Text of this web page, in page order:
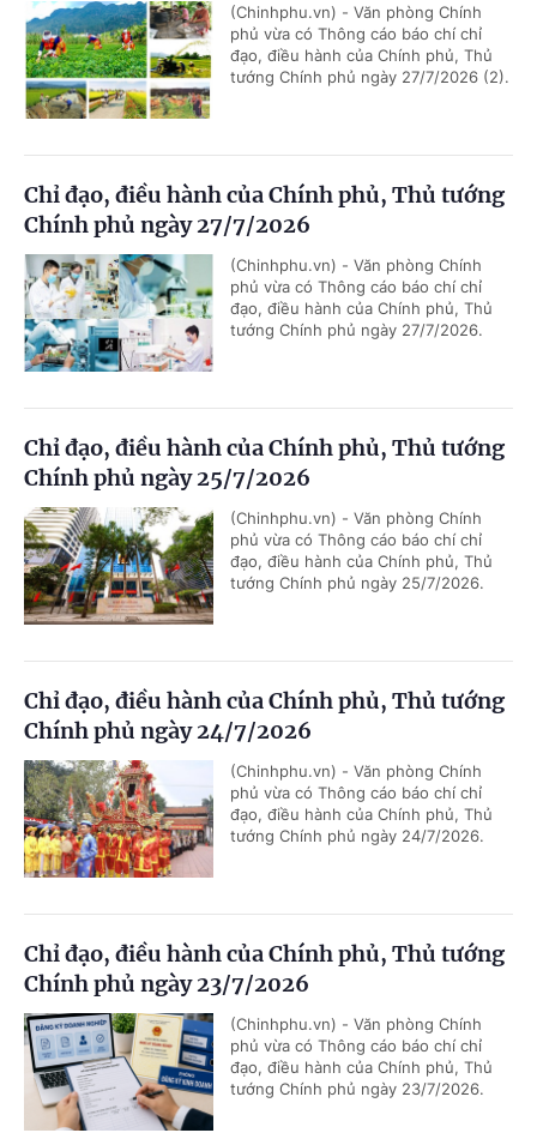
(Chinhphu.vn) - Văn phòng Chính
phủ vừa có Thông cáo báo chí chỉ
đạo, điều hành của Chính phủ, Thủ
tướng Chính phủ ngày 27/7/2026 (2).
Chỉ đạo, điều hành của Chính phủ, Thủ tướng
Chính phủ ngày 27/7/2026
(Chinhphu.vn) - Văn phòng Chính
phủ vừa có Thông cáo báo chí chỉ
đạo, điều hành của Chính phủ, Thủ
tướng Chính phủ ngày 27/7/2026.
Chỉ đạo, điều hành của Chính phủ, Thủ tướng
Chính phủ ngày 25/7/2026
(Chinhphu.vn) - Văn phòng Chính
phủ vừa có Thông cáo báo chí chỉ
đạo, điều hành của Chính phủ, Thủ
tướng Chính phủ ngày 25/7/2026.
Chỉ đạo, điều hành của Chính phủ, Thủ tướng
Chính phủ ngày 24/7/2026
(Chinhphu.vn) - Văn phòng Chính
phủ vừa có Thông cáo báo chí chỉ
đạo, điều hành của Chính phủ, Thủ
tướng Chính phủ ngày 24/7/2026.
Chỉ đạo, điều hành của Chính phủ, Thủ tướng
Chính phủ ngày 23/7/2026
(Chinhphu.vn) - Văn phòng Chính
phủ vừa có Thông cáo báo chí chỉ
đạo, điều hành của Chính phủ, Thủ
tướng Chính phủ ngày 23/7/2026.